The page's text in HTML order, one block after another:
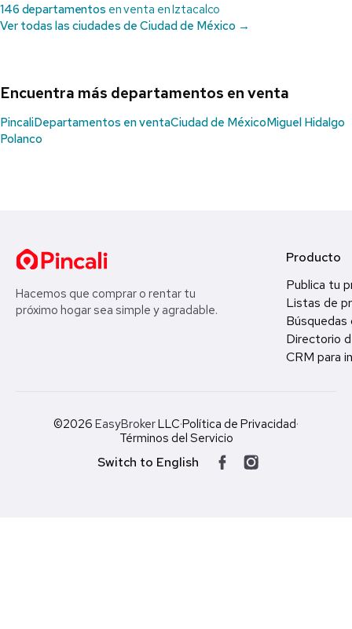
146 departamentos en venta en Iztacalco
Ver todas las ciudades de Ciudad de México →
Encuentra más departamentos en venta
PincaliDepartamentos en ventaCiudad de MéxicoMiguel Hidalgo
Polanco
Hacemos que comprar o rentar tu
próximo hogar sea simple y agradable.
Producto
Publica tu
Listas de
Búsquedas
Directorio
CRM para
©2026 EasyBrokerLLC·Política de Privacidad·
Términos del Servicio
Switch to English